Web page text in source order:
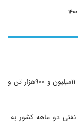
تجارت خارجی غیر نفتی کشور در اردیبهشت ماه به ۱۱میلیون و ۹۰۰هزار تن و
دو ماهه کشور به